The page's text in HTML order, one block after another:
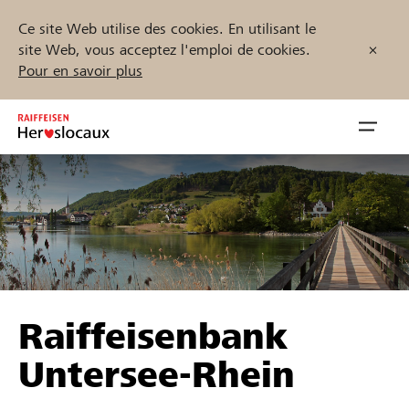
Ce site Web utilise des cookies. En utilisant le
site Web, vous acceptez l'emploi de cookies.
Pour en savoir plus
Inhalt
springen
öffnen
Parrainer
Soutien & assistance
Trouvez des projets et des organisations
Démarrez maintenant
Raiffeisenbank
Untersee-Rhein